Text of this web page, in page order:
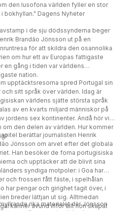
den lusofona världen fyller en stor
i bokhyllan." Dagens Nyheter
i de sju dödssynderna beger
Brandão Jönsson ut på en
för att skildra den osannolika
om hur ett av Europas fattigaste
en gång i tiden var världens
nation.
upptäcktsresorna spred Portugal sin
och sitt språk över världen. Idag är
världens sjätte största språk
av en kvarts miljard människor på
jordens sex kontinenter. Ändå hör vi
om den delen av världen. Hur kommer
berättar journalisten Henrik
Jönsson om arvet efter det globala
Han besöker de forna portugisiska
och upptäcker att de blivit sina
syndiga motpoler: i Goa har
och frosseri fått fäste, i spelhålan
har pengar och girighet tagit över, i
breder lättjan ut sig. Alltmedan
känner avund inför allt hon skapat
rika materialet där Jönsson